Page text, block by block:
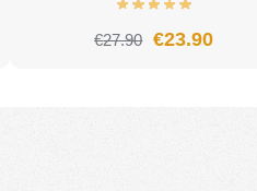
€27.90 €23.90